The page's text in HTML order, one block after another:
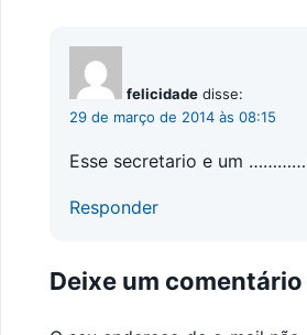
felicidade disse:
29 de março de 2014 às 08:15
Esse secretario e um
Responder
Deixe um comentário